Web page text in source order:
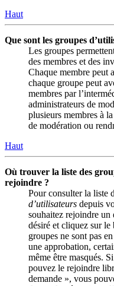
Haut
Que sont les groupes
Les groupes
des membres et des
Chaque membre peut
chaque groupe peut
membres par
administrateurs de
plusieurs membres à
de modération ou
Haut
Où trouver la liste des
rejoindre ?
Pour consulter la liste
d’utilisateurs depuis
souhaitez rejoindre un
désiré et cliquez sur
groupes ne sont pas
une approbation,
même être masqués.
pouvez le rejoindre
demande », vous